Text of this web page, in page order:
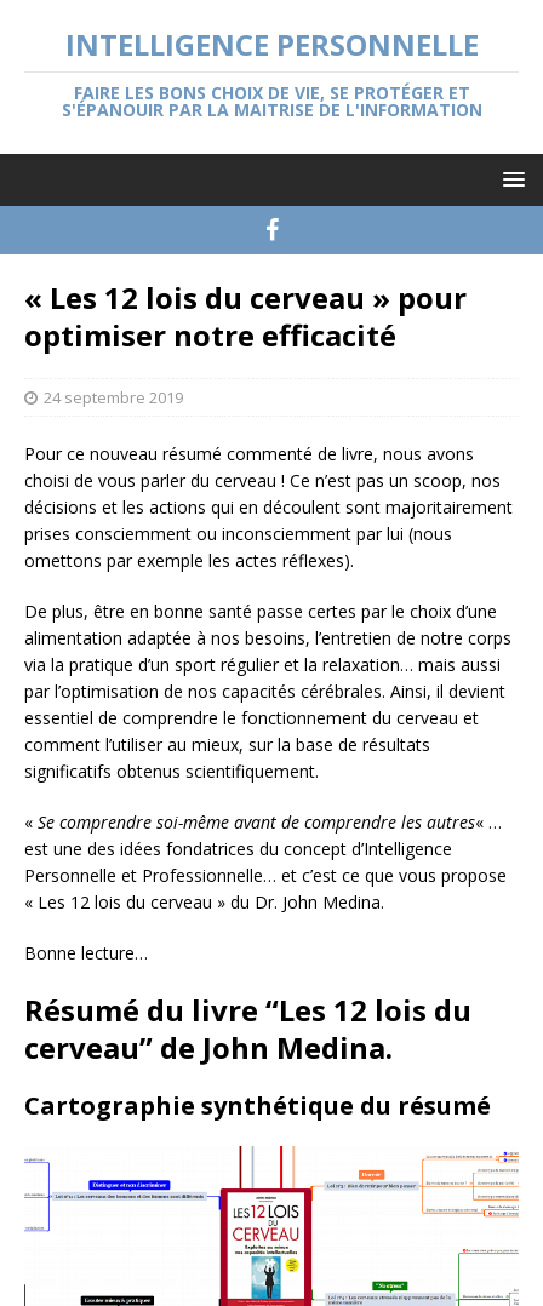
INTELLIGENCE PERSONNELLE
FAIRE LES BONS CHOIX DE VIE, SE PROTÉGER ET
S'ÉPANOUIR PAR LA MAITRISE DE L'INFORMATION
« Les 12 lois du cerveau » pour
optimiser notre efficacité
24 septembre 2019
Pour ce nouveau résumé commenté de livre, nous avons
choisi de vous parler du cerveau ! Ce n’est pas un scoop, nos
décisions et les actions qui en découlent sont majoritairement
prises consciemment ou inconsciemment par lui (nous
omettons par exemple les actes réflexes).
De plus, être en bonne santé passe certes par le choix d’une
alimentation adaptée à nos besoins, l’entretien de notre corps
via la pratique d’un sport régulier et la relaxation… mais aussi
par l’optimisation de nos capacités cérébrales. Ainsi, il devient
essentiel de comprendre le fonctionnement du cerveau et
comment l’utiliser au mieux, sur la base de résultats
significatifs obtenus scientifiquement.
« Se comprendre soi-même avant de comprendre les autres« …
est une des idées fondatrices du concept d’Intelligence
Personnelle et Professionnelle… et c’est ce que vous propose
« Les 12 lois du cerveau » du Dr. John Medina.
Bonne lecture…
Résumé du livre “Les 12 lois du
cerveau” de John Medina.
Cartographie synthétique du résumé